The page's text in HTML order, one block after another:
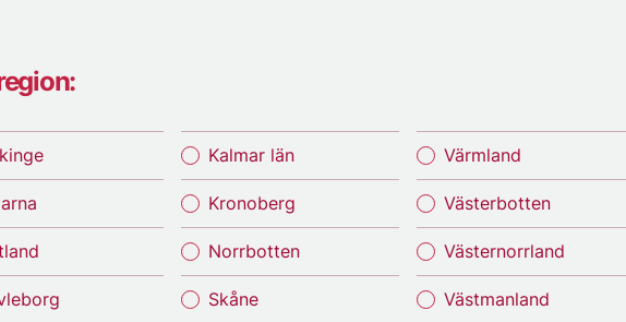
Kalmar län
Kronoberg
Norrbotten
Skåne
Värmland
Västerbotten
Västernorrland
Västmanland